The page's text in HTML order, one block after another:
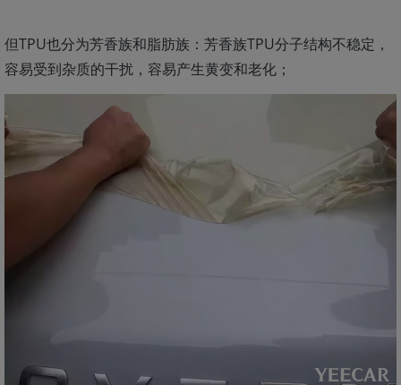
但TPU也分为芳香族和脂肪族：芳香族TPU分子结构不稳定，
容易受到杂质的干扰，容易产生黄变和老化；